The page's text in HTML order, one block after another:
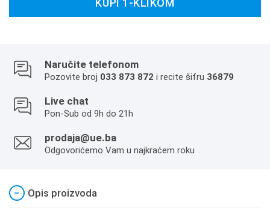
Naručite telefonom
Pozovite broj 033 873 872 i recite šifru 36879
Live chat
Pon-Sub od 9h do 21h
prodaja@ue.ba
Odgovorićemo Vam u najkraćem roku
− Opis proizvoda